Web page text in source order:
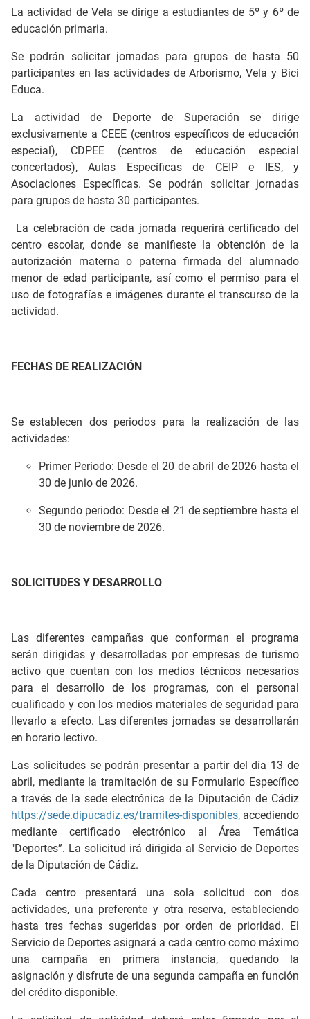
La actividad de Vela se dirige a estudiantes de 5º y 6º de
educación primaria.
Se podrán solicitar jornadas para grupos de hasta 50
participantes en las actividades de Arborismo, Vela y Bici
Educa.
La actividad de Deporte de Superación se dirige
exclusivamente a CEEE (centros específicos de educación
especial), CDPEE (centros de educación especial
concertados), Aulas Específicas de CEIP e IES, y
Asociaciones Específicas. Se podrán solicitar jornadas
para grupos de hasta 30 participantes.
La celebración de cada jornada requerirá certificado del
centro escolar, donde se manifieste la obtención de la
autorización materna o paterna firmada del alumnado
menor de edad participante, así como el permiso para el
uso de fotografías e imágenes durante el transcurso de la
actividad.
FECHAS DE REALIZACIÓN
Se establecen dos periodos para la realización de las
actividades:
Primer Periodo: Desde el 20 de abril de 2026 hasta el
30 de junio de 2026.
Segundo periodo: Desde el 21 de septiembre hasta el
30 de noviembre de 2026.
SOLICITUDES Y DESARROLLO
Las diferentes campañas que conforman el programa
serán dirigidas y desarrolladas por empresas de turismo
activo que cuentan con los medios técnicos necesarios
para el desarrollo de los programas, con el personal
cualificado y con los medios materiales de seguridad para
llevarlo a efecto. Las diferentes jornadas se desarrollarán
en horario lectivo.
Las solicitudes se podrán presentar a partir del día 13 de
abril, mediante la tramitación de su Formulario Específico
a través de la sede electrónica de la Diputación de Cádiz
https://sede.dipucadiz.es/tramites-disponibles, accediendo
mediante certificado electrónico al Área Temática
"Deportes”. La solicitud irá dirigida al Servicio de Deportes
de la Diputación de Cádiz.
Cada centro presentará una sola solicitud con dos
actividades, una preferente y otra reserva, estableciendo
hasta tres fechas sugeridas por orden de prioridad. El
Servicio de Deportes asignará a cada centro como máximo
una campaña en primera instancia, quedando la
asignación y disfrute de una segunda campaña en función
del crédito disponible.